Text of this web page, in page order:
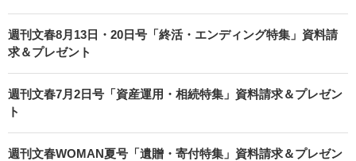
週刊文春8月13日・20日号「終活・エンディング特集」資料請
求＆プレゼント
週刊文春7月2日号「資産運用・相続特集」資料請求＆プレゼン
ト
週刊文春WOMAN夏号「遺贈・寄付特集」資料請求＆プレゼン